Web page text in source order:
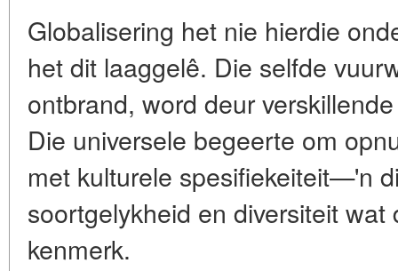
Globalisering het nie hierdie
het dit laaggelê. Die selfde
ontbrand, word deur
Die universele begeerte om
met kulturele spesifiekeiteit—'n
soortgelykheid en diversiteit
kenmerk.